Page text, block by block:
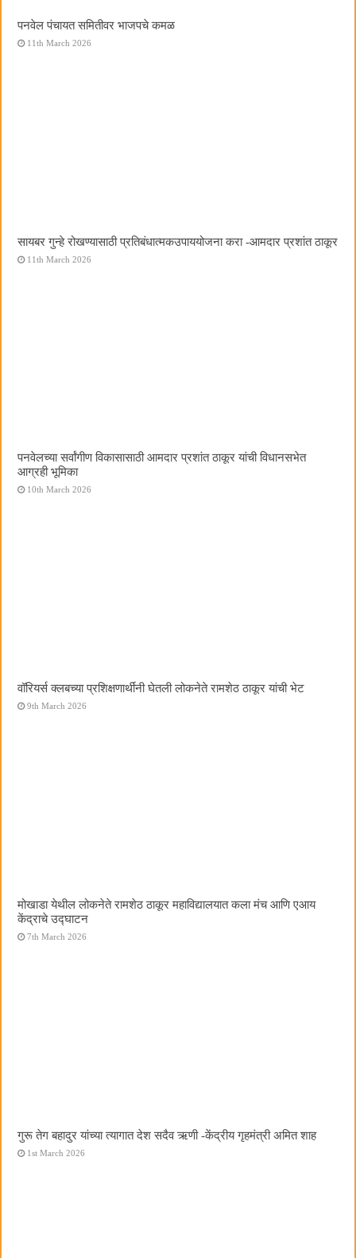
पनवेल पंचायत समितीवर भाजपचे कमळ
11th March 2026
सायबर गुन्हे रोखण्यासाठी प्रतिबंधात्मकउपाययोजना करा -आमदार प्रशांत ठाकूर
11th March 2026
पनवेलच्या सर्वांगीण विकासासाठी आमदार प्रशांत ठाकूर यांची विधानसभेत
आग्रही भूमिका
10th March 2026
वॉरियर्स क्लबच्या प्रशिक्षणार्थींनी घेतली लोकनेते रामशेठ ठाकूर यांची भेट
9th March 2026
मोखाडा येथील लोकनेते रामशेठ ठाकूर महाविद्यालयात कला मंच आणि एआय
केंद्राचे उद्घाटन
7th March 2026
गुरू तेग बहादुर यांच्या त्यागात देश सदैव ऋणी -केंद्रीय गृहमंत्री अमित शाह
1st March 2026